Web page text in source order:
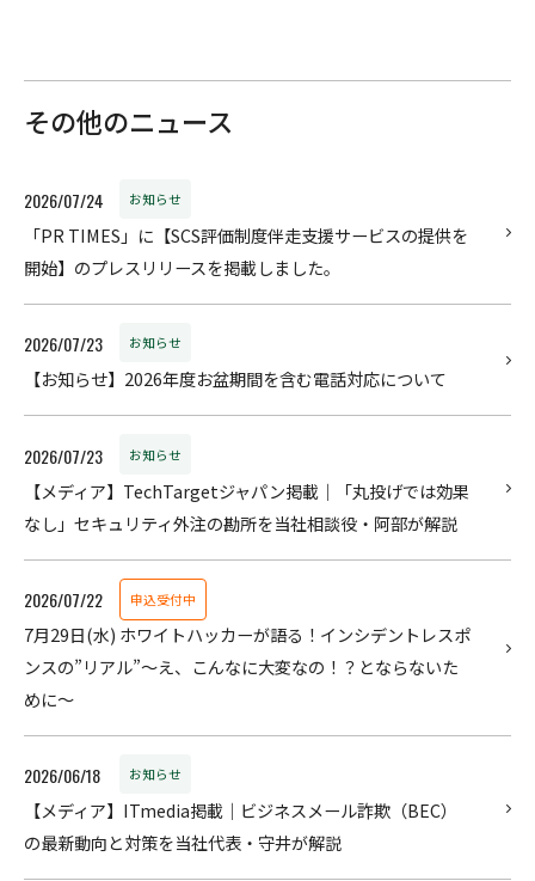
その他のニュース
2026/07/24 お知らせ
「PR TIMES」に【SCS評価制度伴走支援サービスの提供を
開始】のプレスリリースを掲載しました。
2026/07/23 お知らせ
【お知らせ】2026年度お盆期間を含む電話対応について
2026/07/23 お知らせ
【メディア】TechTargetジャパン掲載｜「丸投げでは効果
なし」セキュリティ外注の勘所を当社相談役・阿部が解説
2026/07/22 申込受付中
7月29日(水) ホワイトハッカーが語る！インシデントレスポ
ンスの”リアル”〜え、こんなに大変なの！？とならないた
めに～
2026/06/18 お知らせ
【メディア】ITmedia掲載｜ビジネスメール詐欺（BEC）
の最新動向と対策を当社代表・守井が解説